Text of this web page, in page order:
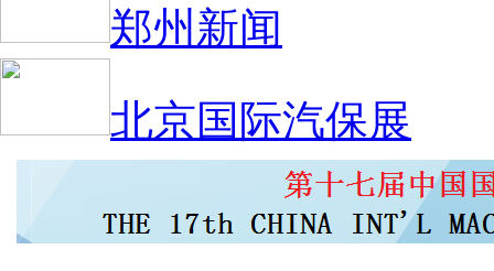
郑州新闻
北京国际汽保展